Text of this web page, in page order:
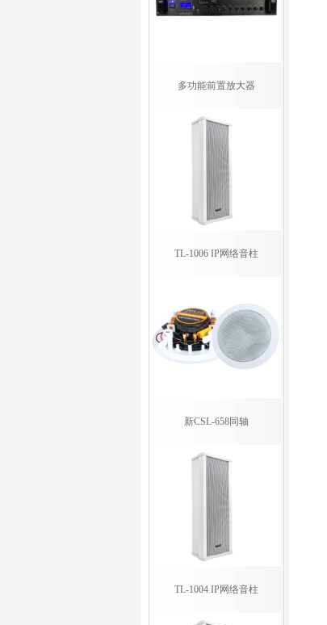
多功能前置放大器
TL-1006 IP网络音柱
新CSL-658同轴
TL-1004 IP网络音柱